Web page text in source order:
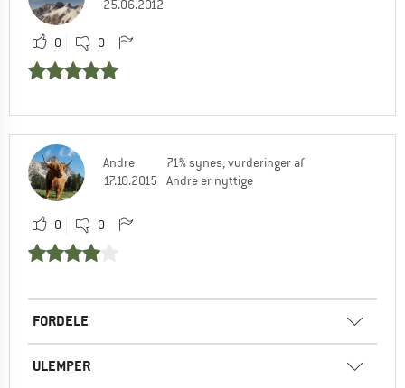
25.06.2012
0 0
Andre
17.10.2015
71% synes, vurderinger af
Andre er nyttige
0 0
FORDELE
ULEMPER